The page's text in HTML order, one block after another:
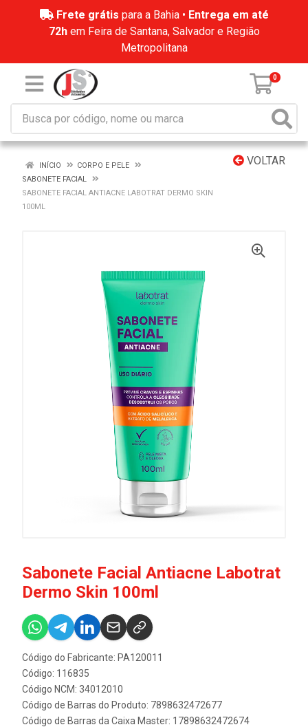
Frete grátis para a Bahia • Entrega em até
72hem Feira de Santana, Salvador e Região
Metropolitana
0
VOLTAR
INÍCIO
CORPO E PELE
SABONETE FACIAL
SABONETE FACIAL ANTIACNE LABOTRAT DERMO SKIN
100ML
Sabonete Facial Antiacne Labotrat
Dermo Skin 100ml
Código do Fabricante: PA120011
Código: 116835
Código NCM: 34012010
Código de Barras do Produto: 7898632472677
Código de Barras da Caixa Master: 17898632472674